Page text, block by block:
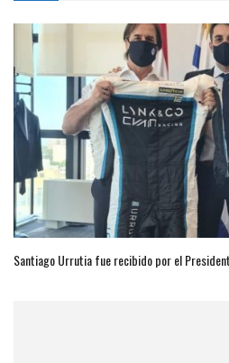
Santiago Urrutia fue recibido por el